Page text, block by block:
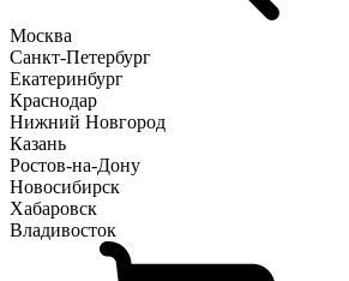
Москва
Санкт-Петербург
Екатеринбург
Краснодар
Нижний Новгород
Казань
Ростов-на-Дону
Новосибирск
Хабаровск
Владивосток